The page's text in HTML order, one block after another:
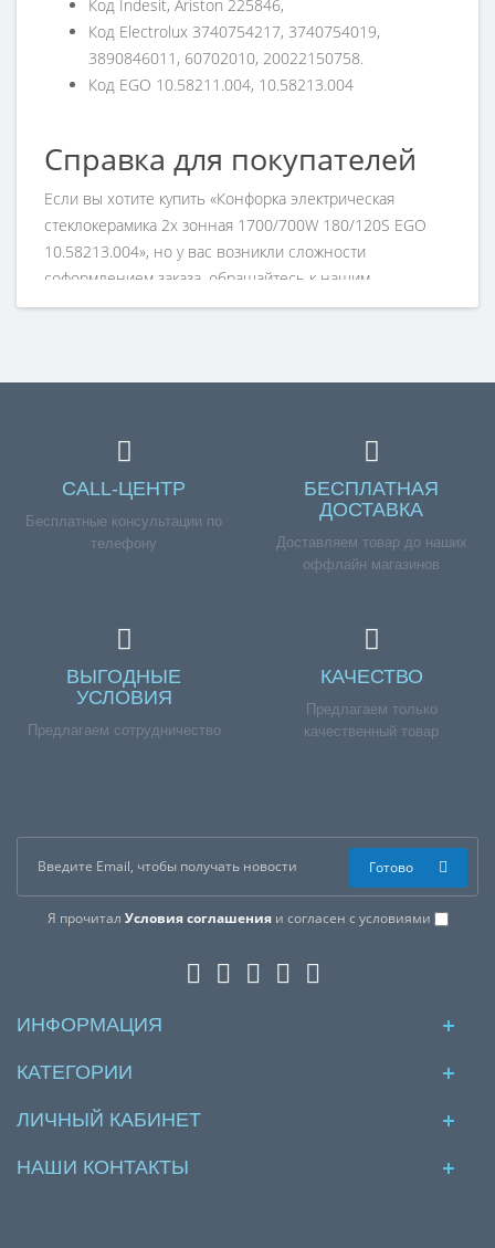
Код Indesit, Ariston 225846,
Код Electrolux 3740754217, 3740754019,
3890846011, 60702010, 20022150758.
Код EGO 10.58211.004, 10.58213.004
Справка для покупателей
Если вы хотите купить «Конфорка электрическая
стеклокерамика 2х зонная 1700/700W 180/120S EGO
10.58213.004», но у вас возникли сложности
соформлением заказа, обращайтесь к нашим
менеджерам по номеру телефона +7 (960) 579-09-09.
CALL-ЦЕНТР
Бесплатные консультации по
телефону
БЕСПЛАТНАЯ
ДОСТАВКА
Доставляем товар до наших
оффлайн магазинов
ВЫГОДНЫЕ
УСЛОВИЯ
Предлагаем сотрудничество
КАЧЕСТВО
Предлагаем только
качественный товар
Я прочитал Условия соглашенияи согласен с условиями
Готово
ИНФОРМАЦИЯ
КАТЕГОРИИ
ЛИЧНЫЙ КАБИНЕТ
НАШИ КОНТАКТЫ